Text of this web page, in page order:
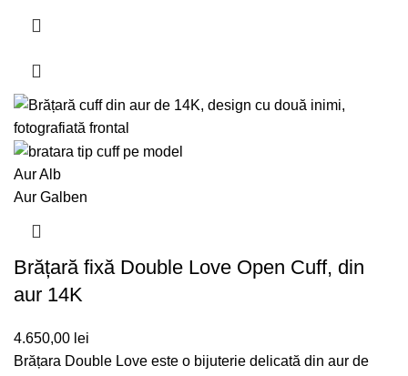
Aur Alb
Aur Galben
Brățară fixă Double Love Open Cuff, din
aur 14K
4.650,00 lei
Brățara Double Love este o bijuterie delicată din aur de